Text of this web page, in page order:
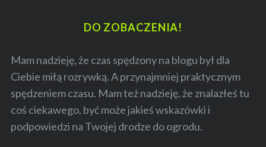
DO ZOBACZENIA!
Mam nadzieję, że czas spędzony na blogu był dla
Ciebie miłą rozrywką. A przynajmniej praktycznym
spędzeniem czasu. Mam też nadzieję, że znalazłeś tu
coś ciekawego, być może jakieś wskazówki i
podpowiedzi na Twojej drodze do ogrodu.